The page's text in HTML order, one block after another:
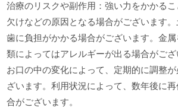
治療のリスクや副作用：強い力をかかるこ
欠けなどの原因となる場合がございます
歯に負担がかかる場合がございます。金
類によってはアレルギーが出る場合がご
お口の中の変化によって、定期的に調整
ざいます。利用状況によって、数年後に
合がございます。